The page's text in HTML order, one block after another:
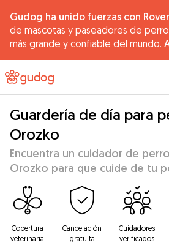
Gudog ha unido fuerzas con
de mascotas y paseadores de
más grande y confiable del mundo.
Guardería de día para
Orozko
Encuentra un cuidador de
Orozko para que cuide de tu
Cobertura
veterinaria
Cancelación
gratuita
Cuidadores
verificados